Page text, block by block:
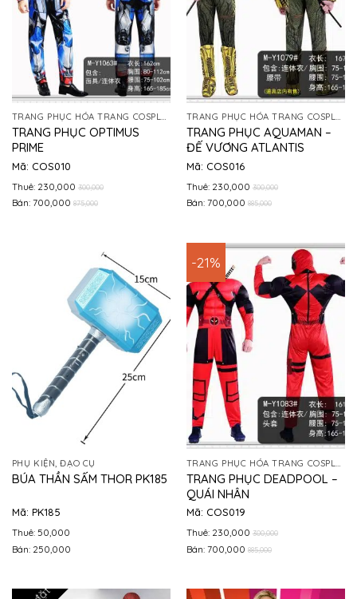
TRANG PHỤC HÓA TRANG COSPLAY
TRANG PHỤC OPTIMUS
PRIME
Mã: COS010
Thuê: 230,000 300,000
Bán: 700,000 875,000
TRANG PHỤC HÓA TRANG COSPLAY
TRANG PHỤC AQUAMAN –
ĐẾ VƯƠNG ATLANTIS
Mã: COS016
Thuê: 230,000 300,000
Bán: 700,000 885,000
PHỤ KIỆN, ĐẠO CỤ
BÚA THẦN SẤM THOR PK185
Mã: PK185
Thuê: 50,000
Bán: 250,000
-21%
TRANG PHỤC DEADPOOL –
QUÁI NHÂN
Mã: COS019
Thuê: 230,000 300,000
Bán: 700,000 885,000